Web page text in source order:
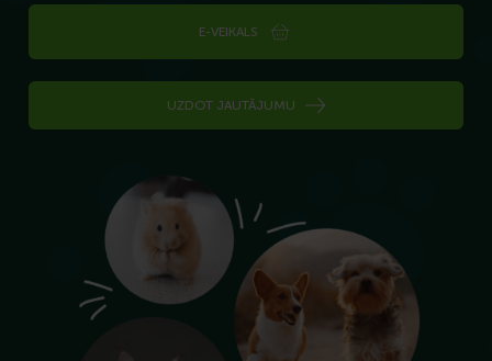
E-VEIKALS
UZDOT JAUTĀJUMU